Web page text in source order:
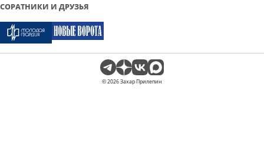
СОРАТНИКИ И ДРУЗЬЯ
© 2026 Захар Прилепин